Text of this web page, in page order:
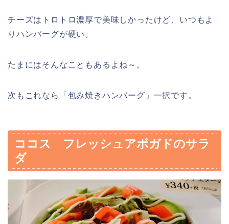
チーズはトロトロ濃厚で美味しかったけど、いつもよ
りハンバーグが硬い。
たまにはそんなこともあるよね～。
次もこれなら「包み焼きハンバーグ」一択です。
ココス フレッシュアボガドのサラ
ダ